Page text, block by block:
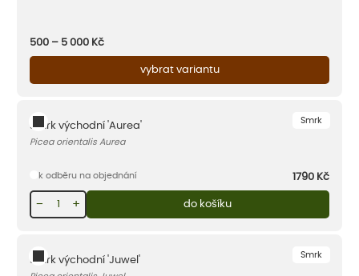
500 – 5 000 Kč
vybrat variantu
Smrk
Smrk východní 'Aurea'
Picea orientalis Aurea
k odběru na objednání 1790 Kč
+
− do košíku
Smrk
Smrk východní 'Juwel'